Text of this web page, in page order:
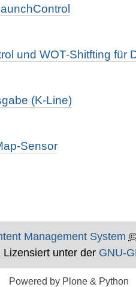
und WOT-Shitfting für
(K-Line)
Sensor
Management System ©
Lizensiert unter der GNU-
Powered by Plone & Python